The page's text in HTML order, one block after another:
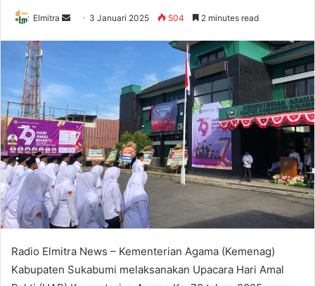
Elmitra
Send 3 Januari 2025 504 2 minutes read
Radio Elmitra News – Kementerian Agama (Kemenag)
Kabupaten Sukabumi melaksanakan Upacara Hari Amal